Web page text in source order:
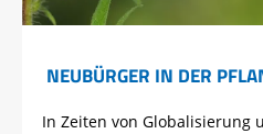
NEUBÜRGER IN DER
In Zeiten von Globalisierung